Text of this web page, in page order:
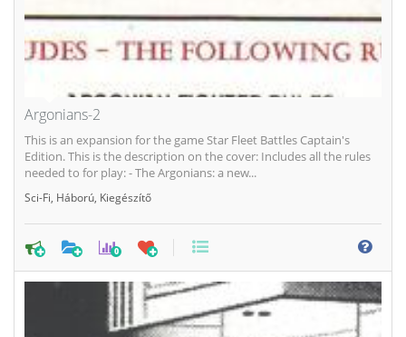
Argonians-2
This is an expansion for the game Star Fleet Battles Captain's
Edition. This is the description on the cover: Includes all the rules
needed to for play: - The Argonians: a new...
Sci-Fi Háború Kiegészítő
0